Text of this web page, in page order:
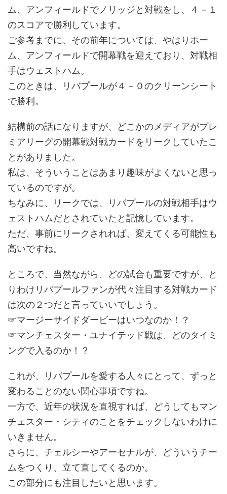
ム、アンフィールドでノリッジと対戦をし、４－１
のスコアで勝利しています。
ご参考までに、その前年については、やはりホー
ム、アンフィールドで開幕戦を迎えており、対戦相
手はウェストハム。
このときは、リバプールが４－０のクリーンシート
で勝利。
結構前の話になりますが、どこかのメディアがプレ
ミアリーグの開幕戦対戦カードをリークしていたこ
とがありました。
私は、そういうことはあまり趣味がよくないと思っ
ているのですが。
ちなみに、リークでは、リバプールの対戦相手はウ
ェストハムだとされていたと記憶しています。
ただ、事前にリークされれば、変えてくる可能性も
高いですね。
ところで、当然ながら、どの試合も重要ですが、と
りわけリバプールファンが代々注目する対戦カード
は次の２つだと言っていいでしょう。
☞マージーサイドダービーはいつなのか！？
☞マンチェスター・ユナイテッド戦は、どのタイミ
ングで入るのか！？
これが、リバプールを愛する人々にとって、ずっと
変わることのない関心事項ですね。
一方で、近年の状況を直視すれば、どうしてもマン
チェスター・シティのことをチェックしないわけに
いきません。
さらに、チェルシーやアーセナルが、どういうチー
ムをつくり、立て直してくるのか。
この部分にも注目したいと思います。